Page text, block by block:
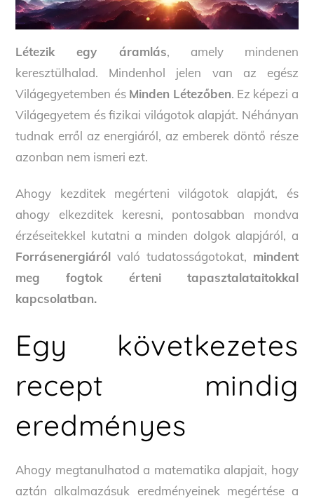
Létezik egy áramlás, amely mindenen
keresztülhalad. Mindenhol jelen van az egész
Világegyetemben és Minden Létezőben. Ez képezi a
Világegyetem és fizikai világotok alapját. Néhányan
tudnak erről az energiáról, az emberek döntő része
azonban nem ismeri ezt.
Ahogy kezditek megérteni világotok alapját, és
ahogy elkezditek keresni, pontosabban mondva
érzéseitekkel kutatni a minden dolgok alapjáról, a
Forrásenergiáról való tudatosságotokat, mindent
meg fogtok érteni tapasztalataitokkal
kapcsolatban.
Egy következetes
recept mindig
eredményes
Ahogy megtanulhatod a matematika alapjait, hogy
aztán alkalmazásuk eredményeinek megértése a